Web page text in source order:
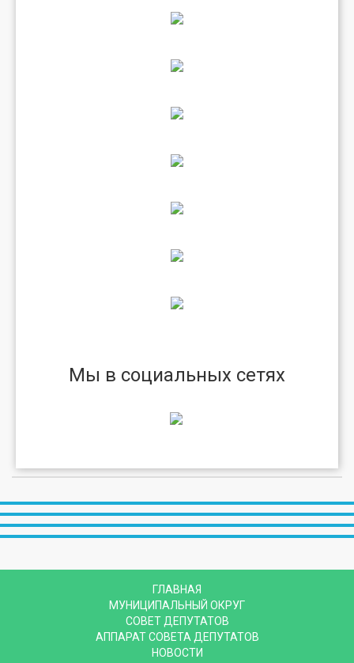
Мы в социальных сетях
ГЛАВНАЯ
МУНИЦИПАЛЬНЫЙ ОКРУГ
СОВЕТ ДЕПУТАТОВ
АППАРАТ СОВЕТА ДЕПУТАТОВ
НОВОСТИ